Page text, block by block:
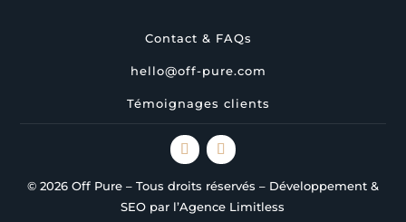
Contact & FAQs
hello@off-pure.com
Témoignages clients
© 2026 Off Pure – Tous droits réservés – Développement &
SEO par l’Agence Limitless